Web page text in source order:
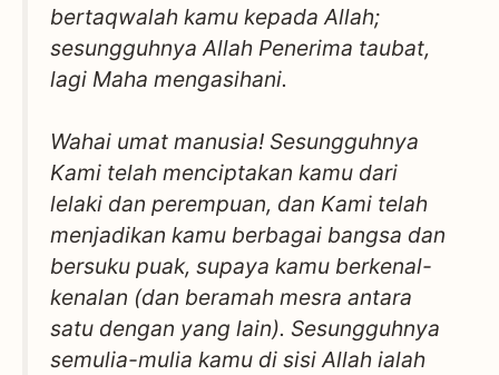
bertaqwalah kamu kepada Allah;
sesungguhnya Allah Penerima taubat,
lagi Maha mengasihani.
Wahai umat manusia! Sesungguhnya
Kami telah menciptakan kamu dari
lelaki dan perempuan, dan Kami telah
menjadikan kamu berbagai bangsa dan
bersuku puak, supaya kamu berkenal-
kenalan (dan beramah mesra antara
satu dengan yang lain). Sesungguhnya
semulia-mulia kamu di sisi Allah ialah